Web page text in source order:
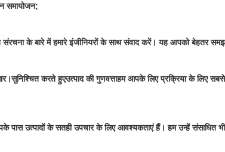
समायोजन;
संरचना के बारे में हमारे इंजीनियरों के साथ संवाद करें। यह आपको बेहतर
करते हुएउत्पाद की गुणवत्ताहम आपके लिए प्रक्रिया के लिए
पास उत्पादों के सतही उपचार के लिए आवश्यकताएं हैं। हम उन्हें संसाधित